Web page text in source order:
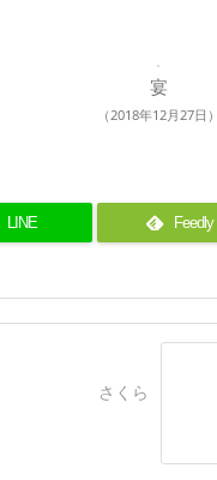
宴
（2018年12月27日）
LINE Feedly
さくら